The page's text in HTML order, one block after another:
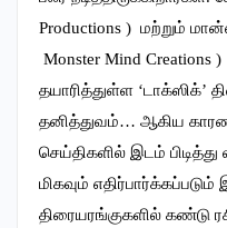
Productions ) மற்றும்
Monster Mind
தயாரித்துள்ள
தனித்துவம்… ஆகிய
செய்திகளில் இடம் பிடித்து
மிகவும்
திரையரங்குகளில் கண்டு